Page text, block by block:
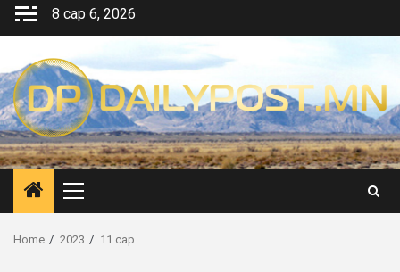
Skip
8 сар 6, 2026
Primary
Menu
Home 2023 11 сар